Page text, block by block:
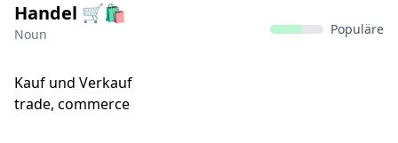
Handel 🛒🛍️
Noun Populäre
Kauf und Verkauf
trade, commerce